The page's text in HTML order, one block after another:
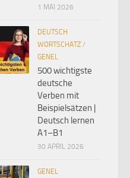
1 MAI 2026
DEUTSCH
WORTSCHATZ /
GENEL
500 wichtigste
deutsche
Verben mit
Beispielsätzen |
Deutsch lernen
A1–B1
30 APRIL 2026
GENEL